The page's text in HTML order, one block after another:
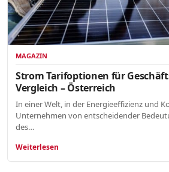
MAGAZIN
Strom Tarifoptionen für
Vergleich – Österreich
In einer Welt, in der Energieeffizienz und
Unternehmen von entscheidender
des…
Weiterlesen